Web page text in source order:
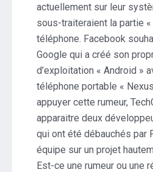
actuellement sur leur
sous-traiteraient la partie
téléphone. Facebook
Google qui a créé son
d’exploitation « Android »
téléphone portable «
appuyer cette rumeur,
apparaitre deux
qui ont été débauchés par
équipe sur un projet
Est-ce une rumeur ou une